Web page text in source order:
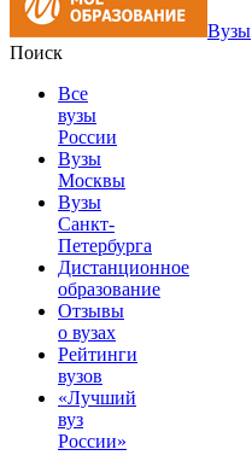
Вузы
Поиск
Все
вузы
России
Вузы
Москвы
Вузы
Санкт-
Петербурга
Дистанционное
образование
Отзывы
о вузах
Рейтинги
вузов
«Лучший
вуз
России»